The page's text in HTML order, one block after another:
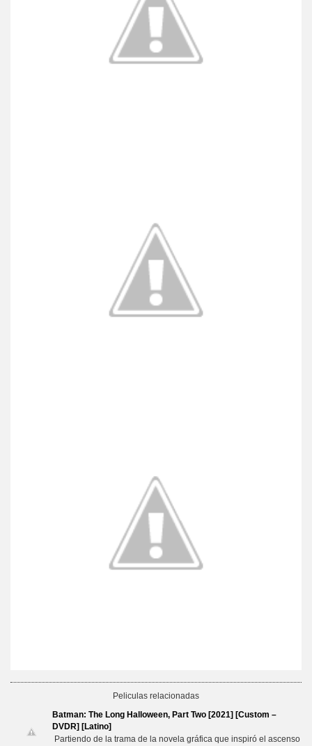
Peliculas relacionadas
Batman: The Long Halloween, Part Two [2021] [Custom –
DVDR] [Latino]
Partiendo de la trama de la novela gráfica que inspiró el ascenso